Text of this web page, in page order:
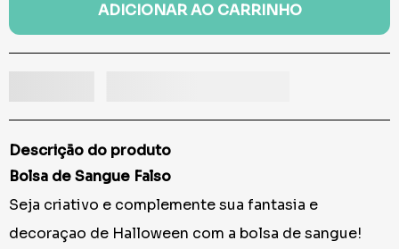
ADICIONAR AO CARRINHO
Descrição do produto
Bolsa de Sangue Falso
Seja criativo e complemente sua fantasia e
decoraçao de Halloween com a bolsa de sangue!